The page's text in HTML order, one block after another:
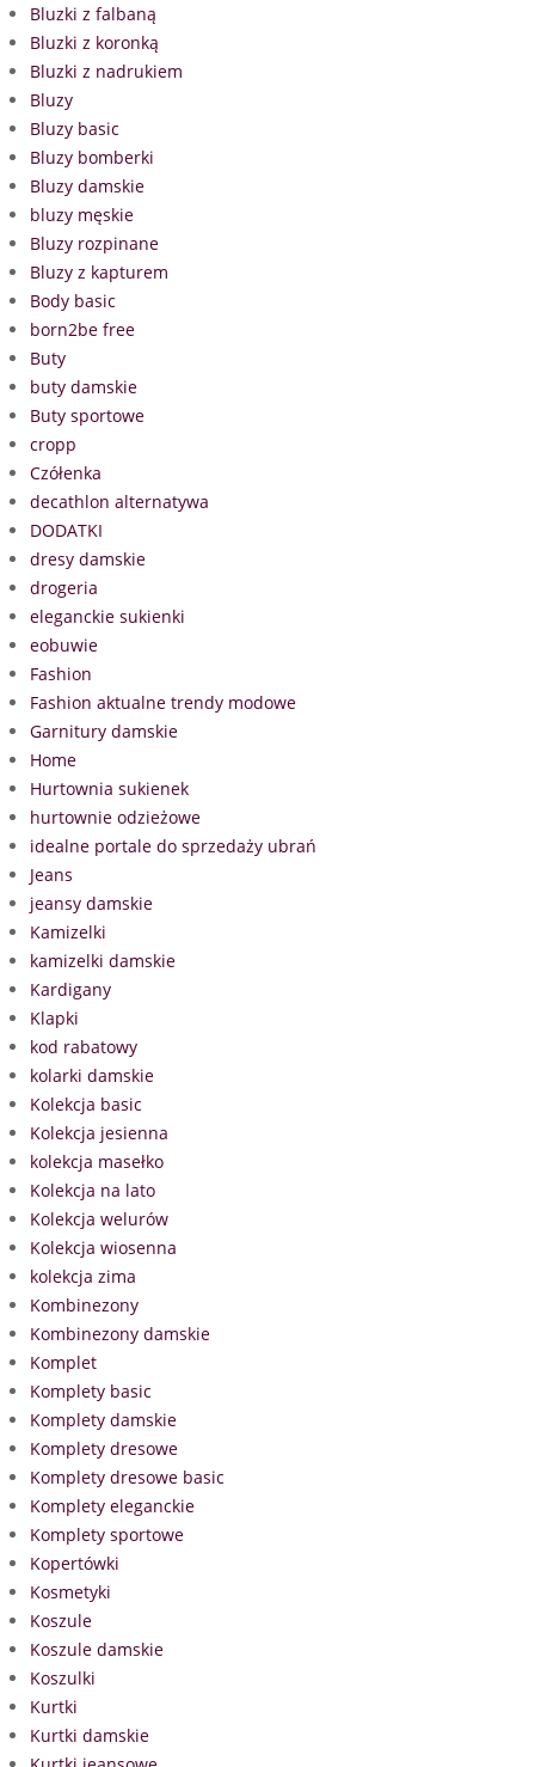
Bluzki z falbaną
Bluzki z koronką
Bluzki z nadrukiem
Bluzy
Bluzy basic
Bluzy bomberki
Bluzy damskie
bluzy męskie
Bluzy rozpinane
Bluzy z kapturem
Body basic
born2be free
Buty
buty damskie
Buty sportowe
cropp
Czółenka
decathlon alternatywa
DODATKI
dresy damskie
drogeria
eleganckie sukienki
eobuwie
Fashion
Fashion aktualne trendy modowe
Garnitury damskie
Home
Hurtownia sukienek
hurtownie odzieżowe
idealne portale do sprzedaży ubrań
Jeans
jeansy damskie
Kamizelki
kamizelki damskie
Kardigany
Klapki
kod rabatowy
kolarki damskie
Kolekcja basic
Kolekcja jesienna
kolekcja masełko
Kolekcja na lato
Kolekcja welurów
Kolekcja wiosenna
kolekcja zima
Kombinezony
Kombinezony damskie
Komplet
Komplety basic
Komplety damskie
Komplety dresowe
Komplety dresowe basic
Komplety eleganckie
Komplety sportowe
Kopertówki
Kosmetyki
Koszule
Koszule damskie
Koszulki
Kurtki
Kurtki damskie